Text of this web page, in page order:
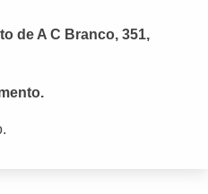
de A C Branco, 351,